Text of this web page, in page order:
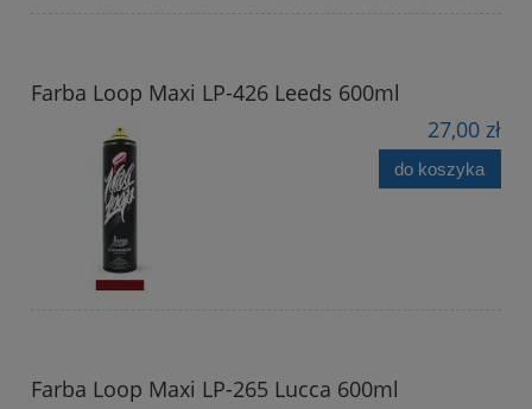
Farba Loop Maxi LP-426 Leeds 600ml
27,00 zł
do koszyka
Farba Loop Maxi LP-265 Lucca 600ml